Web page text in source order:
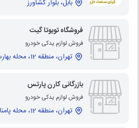
بابل، بلوار کشاورز
فروشگاه تویوتا گیت
فروش لوازم یدکی خودرو
تهران، منطقه 12، محله بهارستان، خیابان اکباتان
بازرگانی کارن پارتس
فروش لوازم یدکی خودرو
تهران، منطقه 12، محله پامنار، خیابان امیرکبیر